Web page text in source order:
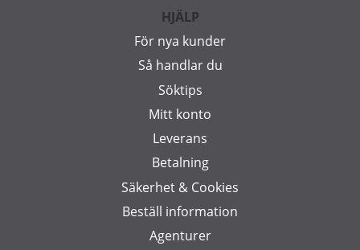
HJÄLP
För nya kunder
Så handlar du
Söktips
Mitt konto
Leverans
Betalning
Säkerhet & Cookies
Beställ information
Agenturer